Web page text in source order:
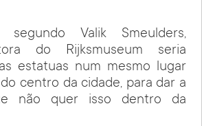
segundo Valik Smeulders,
do Rijksmuseum seria
estatuas num mesmo lugar
centro da cidade, para dar a
não quer isso dentro da